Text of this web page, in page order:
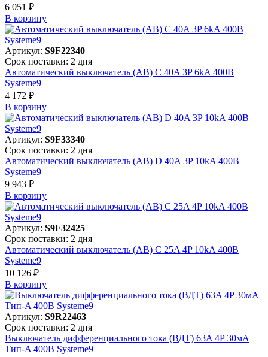
6 051 ₽
В корзинy
Артикул: S9F22340
Срок поставки: 2 дня
Автоматический выключатель (АВ) C 40A 3P 6kA 400В
Systeme9
4 172 ₽
В корзинy
Артикул: S9F33340
Срок поставки: 2 дня
Автоматический выключатель (АВ) D 40A 3P 10kA 400В
Systeme9
9 943 ₽
В корзинy
Артикул: S9F32425
Срок поставки: 2 дня
Автоматический выключатель (АВ) C 25A 4P 10kA 400В
Systeme9
10 126 ₽
В корзинy
Артикул: S9R22463
Срок поставки: 2 дня
Выключатель дифференциального тока (ВДТ) 63A 4P 30мА
Тип-A 400В Systeme9